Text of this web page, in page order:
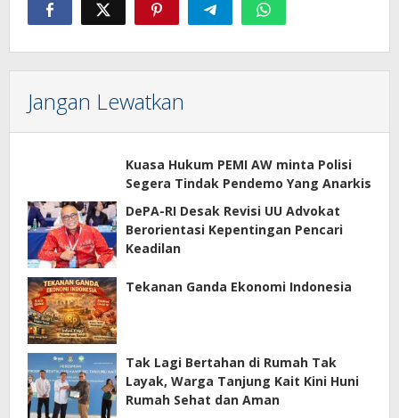
Jangan Lewatkan
Kuasa Hukum PEMI AW minta Polisi
Segera Tindak Pendemo Yang Anarkis
DePA-RI Desak Revisi UU Advokat
Berorientasi Kepentingan Pencari
Keadilan
Tekanan Ganda Ekonomi Indonesia
Tak Lagi Bertahan di Rumah Tak
Layak, Warga Tanjung Kait Kini Huni
Rumah Sehat dan Aman